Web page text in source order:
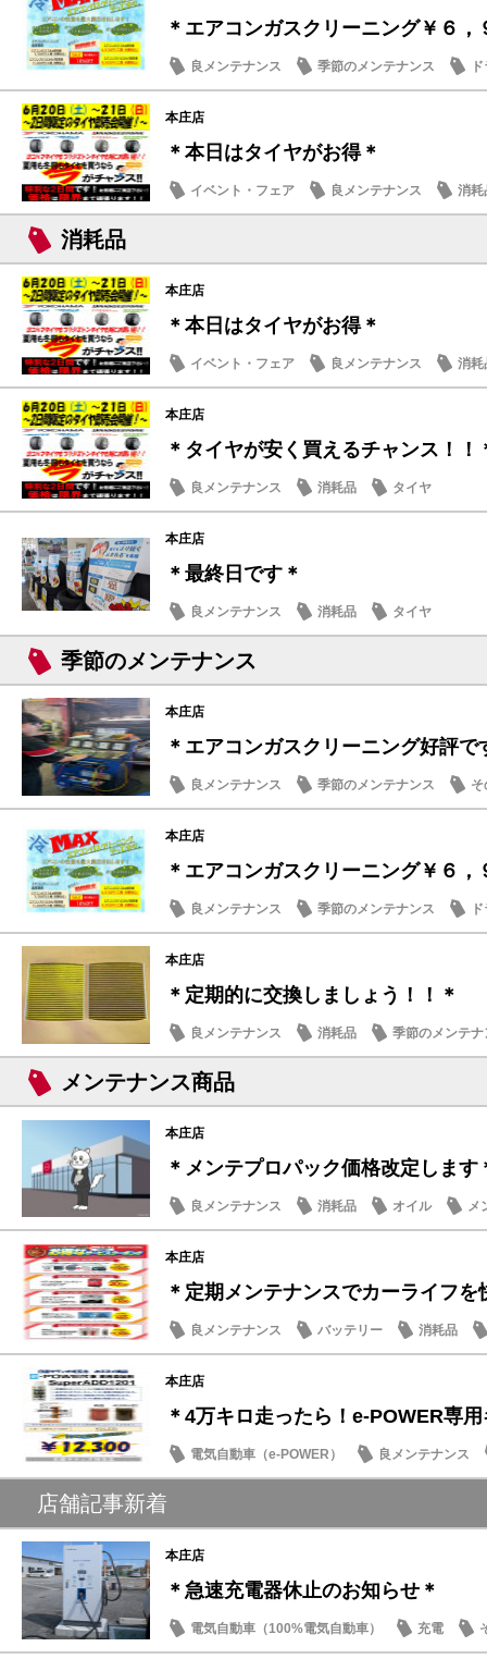
＊エアコンガスクリーニング￥６，
良メンテナンス 季節のメンテナンス
本庄店
＊本日はタイヤがお得＊
イベント・フェア 良メンテナンス 消耗
消耗品
本庄店
＊本日はタイヤがお得＊
イベント・フェア 良メンテナンス 消耗
本庄店
＊タイヤが安く買えるチャンス！！
良メンテナンス 消耗品 タイヤ
本庄店
＊最終日です＊
良メンテナンス 消耗品 タイヤ
季節のメンテナンス
本庄店
＊エアコンガスクリーニング好評で
良メンテナンス 季節のメンテナンス そ
本庄店
＊エアコンガスクリーニング￥６，
良メンテナンス 季節のメンテナンス
本庄店
＊定期的に交換しましょう！！＊
良メンテナンス 消耗品 季節のメンテナ
メンテナンス商品
本庄店
＊メンテプロパック価格改定します
良メンテナンス 消耗品 オイル メ
本庄店
＊定期メンテナンスでカーライフ
良メンテナンス バッテリー 消耗品
本庄店
＊4万キロ走ったら！e-POWER専
電気自動車（e-POWER） 良メンテナンス
店舗記事新着
本庄店
＊急速充電器休止のお知らせ＊
電気自動車（100%電気自動車） 充電